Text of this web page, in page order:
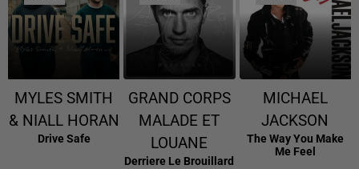
MYLES SMITH
& NIALL HORAN
Drive Safe
GRAND CORPS
MALADE ET
LOUANE
Derriere Le Brouillard
MICHAEL
JACKSON
The Way You Make
Me Feel